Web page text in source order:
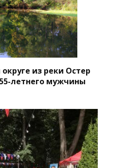
из реки Остер
летнего мужчины